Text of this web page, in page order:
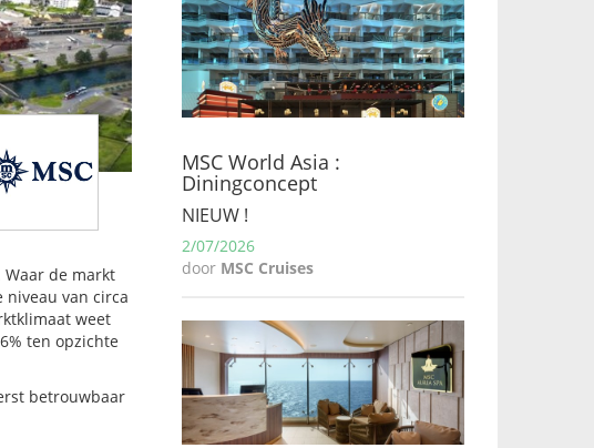
Waar de markt
niveau van circa
weet
ten opzichte
betrouwbaar
MSC World Asia :
Diningconcept
NIEUW !
2/07/2026
door MSC Cruises